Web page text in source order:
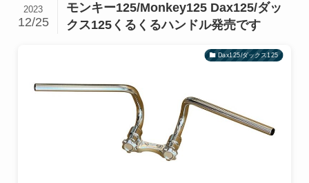
モンキー125/Monkey125 Dax125/ダッ
クス125くるくるハンドル発売です
2023
12/25
Dax125/ダックス125